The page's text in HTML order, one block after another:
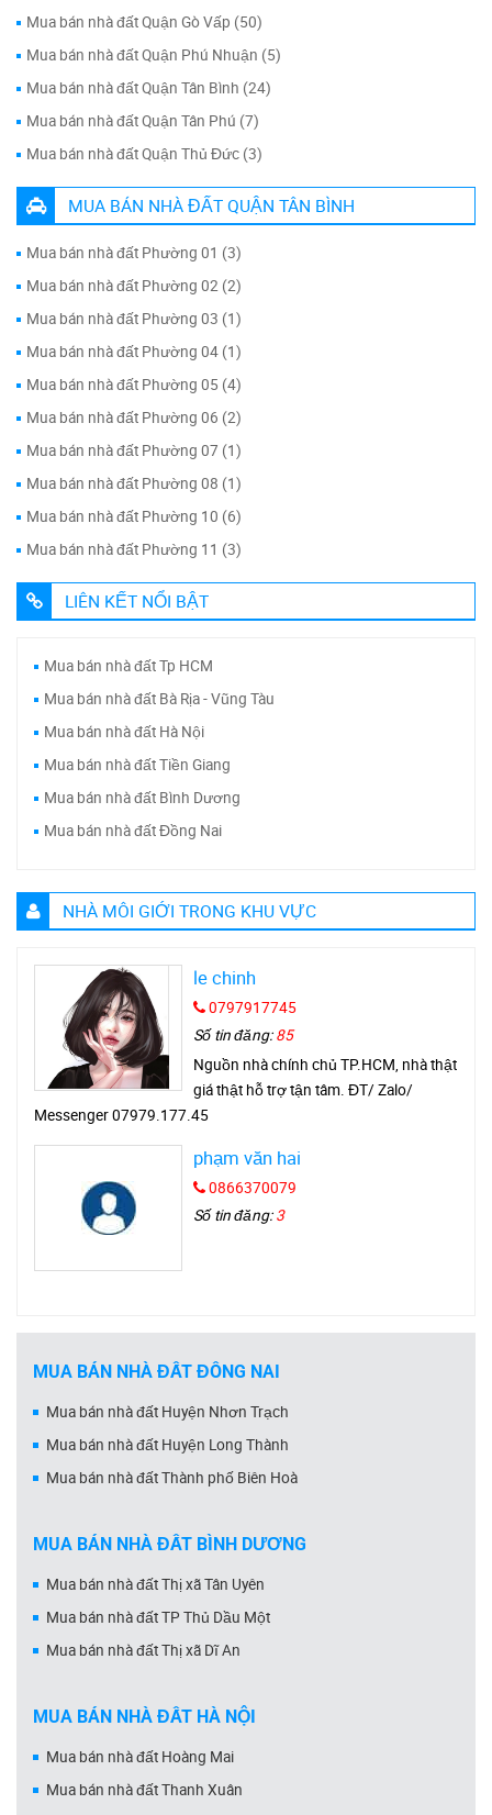
Mua bán nhà đất Quận Gò Vấp (50)
Mua bán nhà đất Quận Phú Nhuận (5)
Mua bán nhà đất Quận Tân Bình (24)
Mua bán nhà đất Quận Tân Phú (7)
Mua bán nhà đất Quận Thủ Đức (3)
MUA BÁN NHÀ ĐẤT QUẬN TÂN BÌNH
Mua bán nhà đất Phường 01 (3)
Mua bán nhà đất Phường 02 (2)
Mua bán nhà đất Phường 03 (1)
Mua bán nhà đất Phường 04 (1)
Mua bán nhà đất Phường 05 (4)
Mua bán nhà đất Phường 06 (2)
Mua bán nhà đất Phường 07 (1)
Mua bán nhà đất Phường 08 (1)
Mua bán nhà đất Phường 10 (6)
Mua bán nhà đất Phường 11 (3)
LIÊN KẾT NỔI BẬT
Mua bán nhà đất Tp HCM
Mua bán nhà đất Bà Rịa - Vũng Tàu
Mua bán nhà đất Hà Nội
Mua bán nhà đất Tiền Giang
Mua bán nhà đất Bình Dương
Mua bán nhà đất Đồng Nai
NHÀ MÔI GIỚI TRONG KHU VỰC
le chinh
0797917745
Số tin đăng:85
Nguồn nhà chính chủ TP.HCM, nhà thật
giá thật hỗ trợ tận tâm. ĐT/ Zalo/
Messenger 07979.177.45
phạm văn hai
0866370079
Số tin đăng:3
MUA BÁN NHÀ ĐẤT ĐỒNG NAI
Mua bán nhà đất Huyện Nhơn Trạch
Mua bán nhà đất Huyện Long Thành
Mua bán nhà đất Thành phố Biên Hoà
MUA BÁN NHÀ ĐẤT BÌNH DƯƠNG
Mua bán nhà đất Thị xã Tân Uyên
Mua bán nhà đất TP Thủ Dầu Một
Mua bán nhà đất Thị xã Dĩ An
MUA BÁN NHÀ ĐẤT HÀ NỘI
Mua bán nhà đất Hoàng Mai
Mua bán nhà đất Thanh Xuân